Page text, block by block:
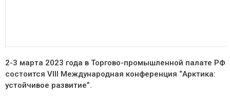
2-3 марта 2023 года в Торгово-промышленной палате РФ
состоится VIII Международная конференция “Арктика:
устойчивое развитие”.